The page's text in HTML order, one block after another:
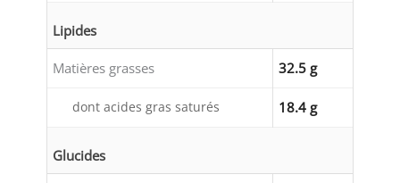
Lipides
Matières grasses 32.5 g
dont acides gras saturés 18.4 g
Glucides